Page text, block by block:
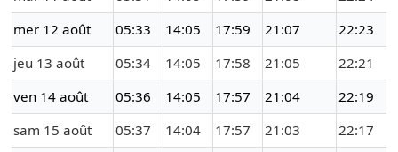
mer 12 août
05:33 14:05 17:59 21:07
22:23
jeu 13 août
05:34 14:05 17:58 21:05
22:21
ven 14 août
05:36 14:05 17:57 21:04
22:19
sam 15 août
05:37 14:04 17:57 21:03
22:17